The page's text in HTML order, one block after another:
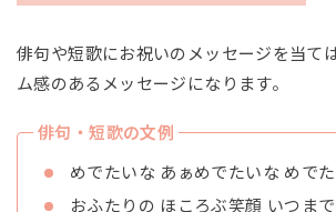
俳句や短歌にお祝いのメッセージを当て
ム感のあるメッセージになります。
俳句・短歌の文例
めでたいな あぁめでたいな めで
おふたりの ほころぶ笑顔 いつまで